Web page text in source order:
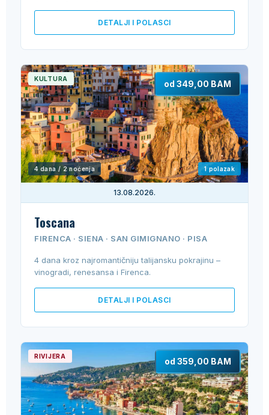
DETALJI I POLASCI
KULTURA od 349,00 BAM
4 dana / 2 noćenja 1 polazak
13.08.2026.
Toscana
FIRENCA · SIENA · SAN GIMIGNANO · PISA
4 dana kroz najromantičniju talijansku pokrajinu –
vinogradi, renesansa i Firenca.
DETALJI I POLASCI
RIVIJERA od 359,00 BAM